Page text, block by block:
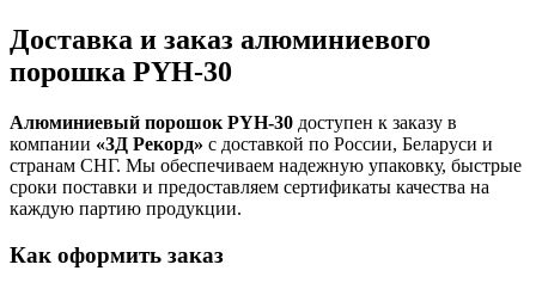
Доставка и заказ алюминиевого
порошка PYH-30
Алюминиевый порошок PYH-30 доступен к заказу в
компании «3Д Рекорд» с доставкой по России, Беларуси и
странам СНГ. Мы обеспечиваем надежную упаковку, быстрые
сроки поставки и предоставляем сертификаты качества на
каждую партию продукции.
Как оформить заказ